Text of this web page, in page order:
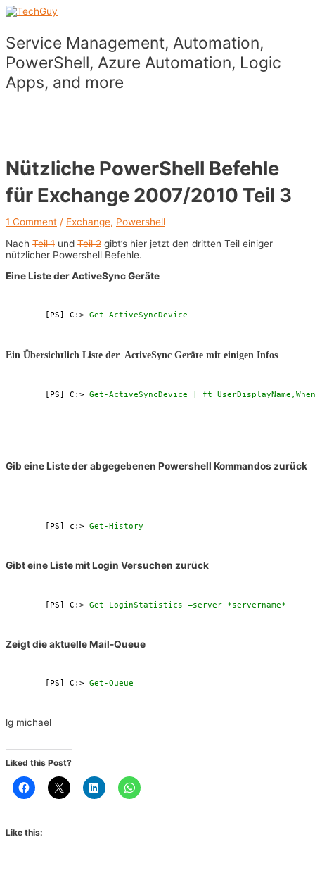
Skip
Service Management, Automation,
PowerShell, Azure Automation, Logic
Apps, and more
Nützliche PowerShell Befehle
für Exchange 2007/2010 Teil 3
1 Comment / Exchange, Powershell
Nach Teil 1 und Teil 2 gibt’s hier jetzt den dritten Teil einiger
nützlicher Powershell Befehle.
Eine Liste der ActiveSync Geräte
[PS] C:> Get-ActiveSyncDevice
Ein Übersichtlich Liste der ActiveSync Geräte mit einigen Infos
[PS] C:> Get-ActiveSyncDevice | ft
Gib eine Liste der abgegebenen Powershell Kommandos zurück
[PS] c:> Get-History
Gibt eine Liste mit Login Versuchen zurück
[PS] C:> Get-LoginStatistics –server *servername*
Zeigt die aktuelle Mail-Queue
[PS] C:> Get-Queue
lg michael
Liked this Post?
Like this: